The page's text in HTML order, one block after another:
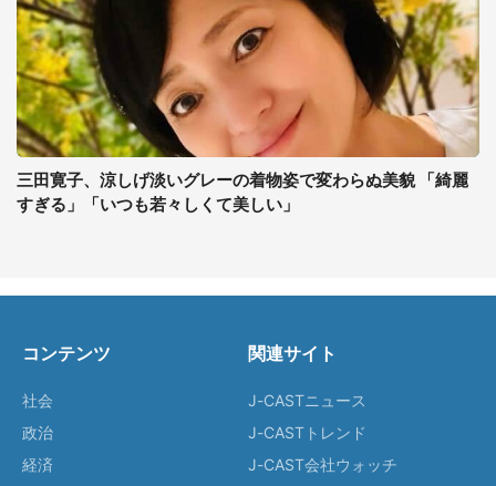
三田寛子、涼しげ淡いグレーの着物姿で変わらぬ美貌 「綺麗
すぎる」「いつも若々しくて美しい」
コンテンツ
社会
政治
経済
関連サイト
J-CASTニュース
J-CASTトレンド
J-CAST会社ウォッチ